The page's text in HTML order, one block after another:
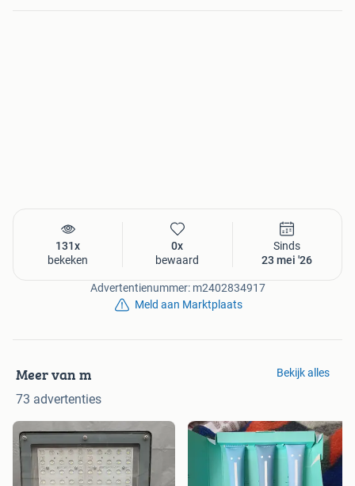
131x
bekeken
0x
bewaard
Sinds
23 mei '26
Advertentienummer: m2402834917
Meld aan Marktplaats
Meer van m
73 advertenties
Bekijk alles